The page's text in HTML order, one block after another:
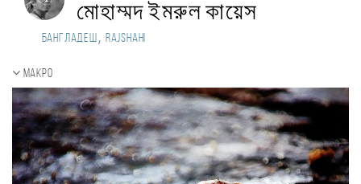
মোহাম্মদ ইমরুল কায়েস
Бангладеш , Rajshahi
Макро